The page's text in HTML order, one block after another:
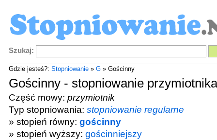
Szukaj:
Gdzie jesteś?: Stopniowanie» G» Gościnny
Gościnny - stopniowanie
Część mowy: przymiotnik
Typ stopniowania: stopniowanie regularne
» stopień równy: gościnny
» stopień wyższy: gościnniejszy